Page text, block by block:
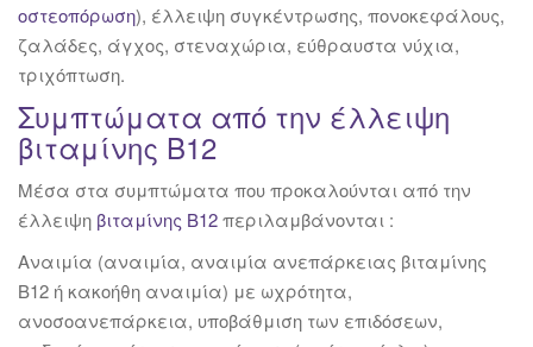
οστεοπόρωση), έλλειψη συγκέντρωσης, πονοκεφάλους,
ζαλάδες, άγχος, στεναχώρια, εύθραυστα νύχια,
τριχόπτωση.
Συμπτώματα από την έλλειψη
βιταμίνης Β12
Μέσα στα συμπτώματα που προκαλούνται από την
έλλειψη βιταμίνης Β12περιλαμβάνονται :
Αναιμία (αναιμία, αναιμία ανεπάρκειας βιταμίνης
Β12 ή κακοήθη αναιμία) με ωχρότητα,
ανοσοανεπάρκεια, υποβάθμιση των επιδόσεων,